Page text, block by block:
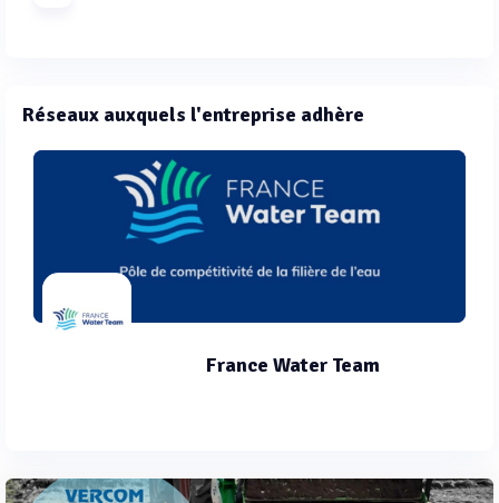
Réseaux auxquels l'entreprise adhère
France Water Team